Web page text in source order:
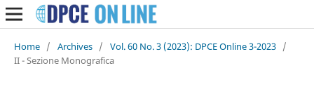
Home / Archives / Vol. 60 No. 3 (2023): DPCE Online 3-2023 /
II - Sezione Monografica